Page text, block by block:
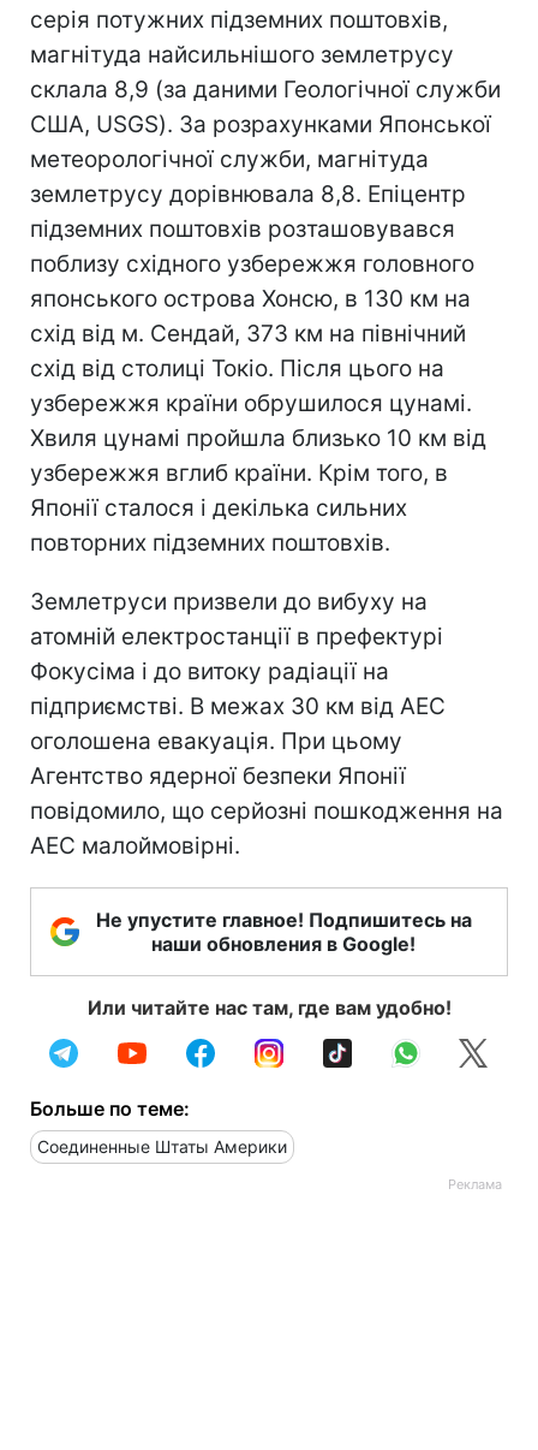
серія потужних підземних поштовхів,
магнітуда найсильнішого землетрусу
склала 8,9 (за даними Геологічної служби
США, USGS). За розрахунками Японської
метеорологічної служби, магнітуда
землетрусу дорівнювала 8,8. Епіцентр
підземних поштовхів розташовувався
поблизу східного узбережжя головного
японського острова Хонсю, в 130 км на
схід від м. Сендай, 373 км на північний
схід від столиці Токіо. Після цього на
узбережжя країни обрушилося цунамі.
Хвиля цунамі пройшла близько 10 км від
узбережжя вглиб країни. Крім того, в
Японії сталося і декілька сильних
повторних підземних поштовхів.
Землетруси призвели до вибуху на
атомній електростанції в префектурі
Фокусіма і до витоку радіації на
підприємстві. В межах 30 км від АЕС
оголошена евакуація. При цьому
Агентство ядерної безпеки Японії
повідомило, що серйозні пошкодження на
АЕС малоймовірні.
Не упустите главное! Подпишитесь на
наши обновления в Google!
Или читайте нас там, где вам удобно!
Больше по теме:
Соединенные Штаты Америки